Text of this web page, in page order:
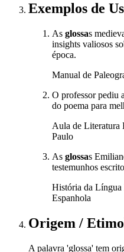
Exemplos de
As glossas
insights valiosos
época.
Manual de
O professor pediu
do poema para
Aula de Literatura
Paulo
As glossas
testemunhos
História da Língua
Espanhola
Origem /
A palavra 'glossa' tem